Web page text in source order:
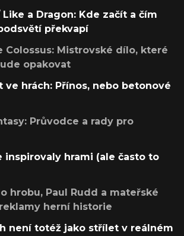
Like a Dragon: Kde začít a čím
překvapí
Colossus: Mistrovské dílo, které
opakovat
ve hrách: Přínos, nebo betonové
Průvodce a rady pro
inspirovaly hrami (ale často to
hrobu, Paul Rudd a mateřské
herní historie
není totéž jako střílet v reálném